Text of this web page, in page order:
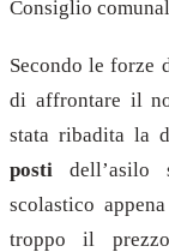
Consiglio
Secondo le forze
di affrontare il
stata ribadita la
posti dell’asilo
scolastico
troppo il